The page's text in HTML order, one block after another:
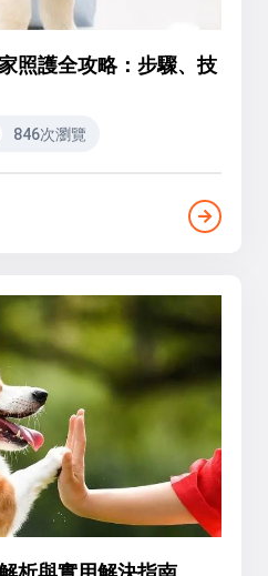
照護全攻略：步驟、技
846次瀏覽